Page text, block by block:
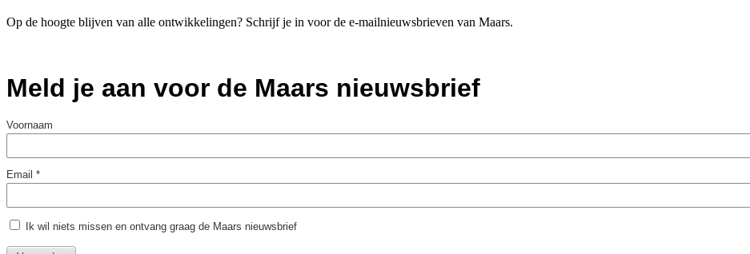
Op de hoogte blijven van alle ontwikkelingen? Schrijf je in voor de e-mailnieuwsbrieven van Maars.